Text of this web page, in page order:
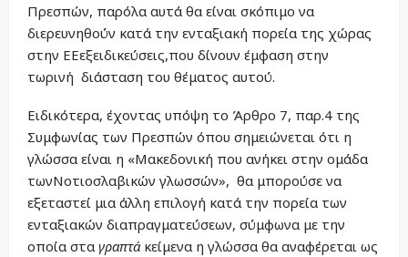
Πρεσπών, παρόλα αυτά θα είναι σκόπιμο να
διερευνηθούν κατά την ενταξιακή πορεία της χώρας
στην ΕΕεξειδικεύσεις,που δίνουν έμφαση στην
τωρινή διάσταση του θέματος αυτού.
Ειδικότερα, έχοντας υπόψη το Άρθρο 7, παρ.4 της
Συμφωνίας των Πρεσπών όπου σημειώνεται ότι η
γλώσσα είναι η «Μακεδονική που ανήκει στην ομάδα
τωνΝοτιοσλαβικών γλωσσών», θα μπορούσε να
εξεταστεί μια άλλη επιλογή κατά την πορεία των
ενταξιακών διαπραγματεύσεων, σύμφωνα με την
οποία σταγραπτά κείμενα η γλώσσα θα αναφέρεται ως